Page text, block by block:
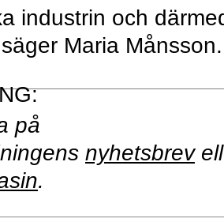
industrin och
Maria Månsson.
på
nyhetsbrev
.